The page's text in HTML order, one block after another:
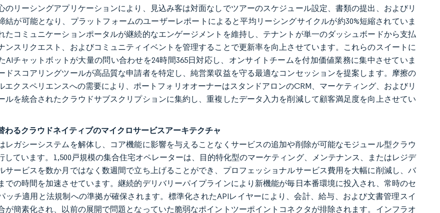
のリーシングアプリケーションにより、見込み客は対面なしでツアーのスケジュール設定、書類の提出、およびリ
結が可能となり、プラットフォームのユーザーレポートによると平均リーシングサイクルが約30%短縮されていま
たコミュニケーションポータルが継続的なエンゲージメントを維持し、テナントが単一のダッシュボードから支払
ンスリクエスト、およびコミュニティイベントを管理することで更新率を向上させています。これらのスイートに
AIチャットボットが大量の問い合わせを24時間365日対応し、オンサイトチームを付加価値業務に集中させていま
ドスコアリングツールが高品質な申請者を特定し、純営業収益を守る最適なコンセッションを提案します。摩擦の
エクスペリエンスへの需要により、ポートフォリオオーナーはスタンドアロンのCRM、マーケティング、およびリ
ルを統合されたクラウドサブスクリプションに集約し、重複したデータ入力を削減して顧客満足度を向上させてい
わるクラウドネイティブのマイクロサービスアーキテクチャ
レガシーシステムを解体し、コア機能に影響を与えることなくサービスの追加や削除が可能なモジュール型クラウ
しています。1,500戸規模の集合住宅オペレーターは、目的特化型のマーケティング、メンテナンス、またはレジデ
サービスを数か月ではなく数週間で立ち上げることができ、プロフェッショナルサービス費用を大幅に削減し、バ
での時間を加速させています。継続的デリバリーパイプラインにより新機能が毎日本番環境に投入され、常時のセ
ッチ適用と法規制への準拠が確保されます。標準化されたAPIレイヤーにより、会計、給与、および文書管理スイ
が簡素化され、以前の展開で問題となっていた脆弱なポイントツーポイントコネクタが排除されます。インフラオ